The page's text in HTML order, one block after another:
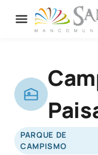
PARQUE DE
CAMPISMO